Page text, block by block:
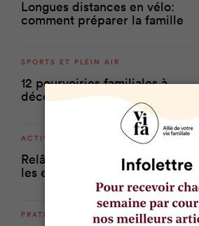
Longues distances en vélo:
comment préparer la famille
SPORTS ET PLEIN AIR
12 pourvoiries familiales à
découvrir
ACTIVITÉS FAMILIALES
Relâche scolaire: quoi faire avec
les enfants à la maison?
PRATICO-PRATIQUE